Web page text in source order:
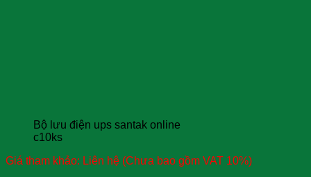
Bộ lưu điện ups santak online
c10ks
Giá tham khảo: Liên hệ (Chưa bao gồm VAT 10%)